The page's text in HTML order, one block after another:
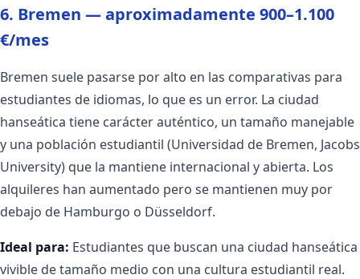
6. Bremen — aproximadamente 900–1.100
€/mes
Bremen suele pasarse por alto en las comparativas para
estudiantes de idiomas, lo que es un error. La ciudad
hanseática tiene carácter auténtico, un tamaño manejable
y una población estudiantil (Universidad de Bremen, Jacobs
University) que la mantiene internacional y abierta. Los
alquileres han aumentado pero se mantienen muy por
debajo de Hamburgo o Düsseldorf.
Ideal para: Estudiantes que buscan una ciudad hanseática
vivible de tamaño medio con una cultura estudiantil real.